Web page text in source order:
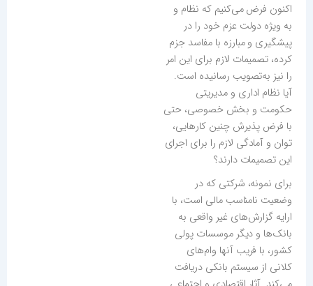
اکنون فرض می‌کنیم که نظام و
به ویژه دولت عزم خود را در
پیشگیری و مبارزه با مفاسد جزم
کرده، تصمیمات لازم برای این امر
را نیز به‌تصویب رسانیده است.
آیا نظام اداری و مدیریتی
حکومت و بخش خصوصی، حتی
با فرض پذیرش چنین کارهایی،
توان و آمادگی لازم را برای اجرای
این تصمیمات دارند؟
برای نمونه، شرکتی که در
وضعیت نامناسب مالی است، با
ارایه گزارش‌های غیر واقعی به
بانک‌ها و دیگر موسسات پولی
کشور، با فریب آنها وام‌های
کلانی از سیستم بانکی دریافت